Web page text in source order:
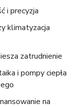
i precyzja
klimatyzacja
zatrudnienie
i pompy ciepła
na